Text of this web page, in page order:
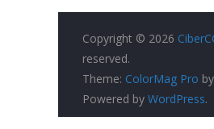
Copyright © 2026
reserved.
Theme: ColorMag Pro
Powered by WordPress.